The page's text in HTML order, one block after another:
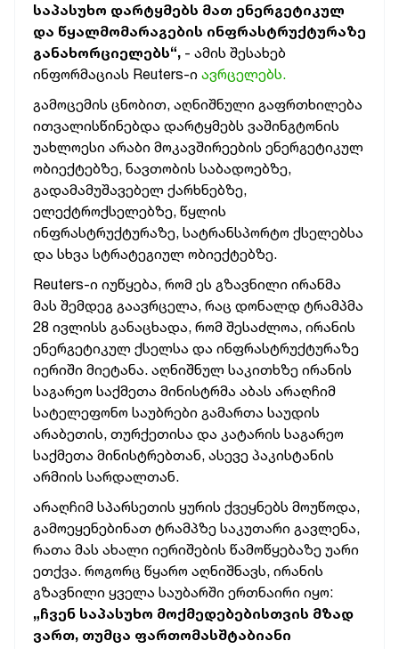
საპასუხო დარტყმებს მათ ენერგეტიკულ
და წყალმომარაგების ინფრასტრუქტურაზე
განახორციელებს“, - ამის შესახებ
ინფორმაციას Reuters-ი ავრცელებს.
გამოცემის ცნობით, აღნიშნული გაფრთხილება
ითვალისწინებდა დარტყმებს ვაშინგტონის
უახლოესი არაბი მოკავშირეების ენერგეტიკულ
ობიექტებზე, ნავთობის საბადოებზე,
გადამამუშავებელ ქარხნებზე,
ელექტროქსელებზე, წყლის
ინფრასტრუქტურაზე, სატრანსპორტო ქსელებსა
და სხვა სტრატეგიულ ობიექტებზე.
Reuters-ი იუწყება, რომ ეს გზავნილი ირანმა
მას შემდეგ გაავრცელა, რაც დონალდ ტრამპმა
28 ივლისს განაცხადა, რომ შესაძლოა, ირანის
ენერგეტიკულ ქსელსა და ინფრასტრუქტურაზე
იერიში მიეტანა. აღნიშნულ საკითხზე ირანის
საგარეო საქმეთა მინისტრმა აბას არაღჩიმ
სატელეფონო საუბრები გამართა საუდის
არაბეთის, თურქეთისა და კატარის საგარეო
საქმეთა მინისტრებთან, ასევე პაკისტანის
არმიის სარდალთან.
არაღჩიმ სპარსეთის ყურის ქვეყნებს მოუწოდა,
გამოეყენებინათ ტრამპზე საკუთარი გავლენა,
რათა მას ახალი იერიშების წამოწყებაზე უარი
ეთქვა. როგორც წყარო აღნიშნავს, ირანის
გზავნილი ყველა საუბარში ერთნაირი იყო:
„ჩვენ საპასუხო მოქმედებებისთვის მზად
ვართ, თუმცა ფართომასშტაბიანი